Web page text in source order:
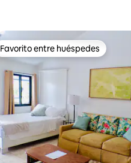
Favorito entre huéspedes
Favorito entre huéspedes